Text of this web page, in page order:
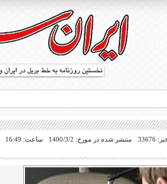
منتشر شده در مورخ: 1400/3/2 ساعت: 16:49